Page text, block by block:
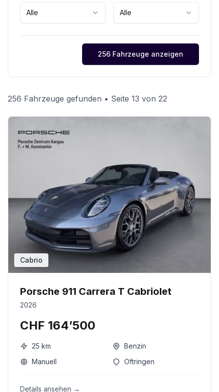
Alle Alle
256 Fahrzeuge anzeigen
256 Fahrzeuge gefunden • Seite 13 von 22
Cabrio
Porsche 911 Carrera T Cabriolet
2026
CHF 164’500
25 km
Benzin
Manuell
Oftringen
Details ansehen →